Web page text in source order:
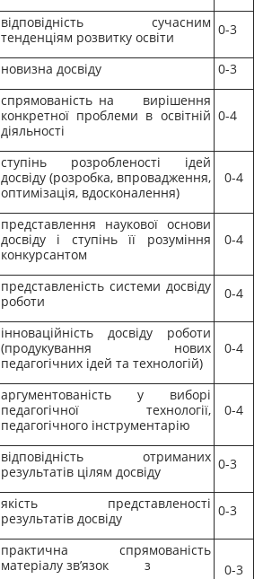
відповідність сучасним
тенденціям розвитку освіти
0-3
новизна досвіду
0-3
спрямованість на вирішення
конкретної проблеми в освітній
діяльності
0-4
ступінь розробленості ідей
досвіду (розробка, впровадження,
оптимізація, вдосконалення)
0-4
представлення наукової основи
досвіду і ступінь її розуміння
конкурсантом
0-4
представленість системи досвіду
роботи
0-4
інноваційність досвіду роботи
(продукування нових
педагогічних ідей та технологій)
0-4
аргументованість у виборі
педагогічної технології,
педагогічного інструментарію
0-4
відповідність отриманих
результатів цілям досвіду
0-3
якість представленості
результатів досвіду
0-3
практична спрямованість
матеріалу зв’язок з
0-3